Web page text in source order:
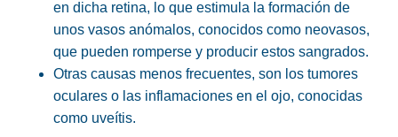
en dicha retina, lo que estimula la formación de
unos vasos anómalos, conocidos como neovasos,
que pueden romperse y producir estos sangrados.
Otras causas menos frecuentes, son los tumores
oculares o las inflamaciones en el ojo, conocidas
como uveítis.